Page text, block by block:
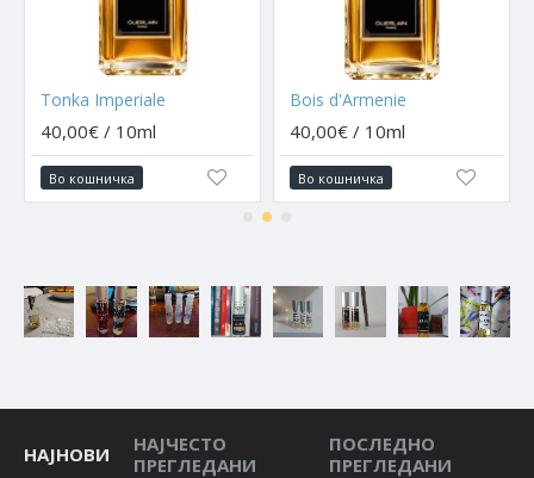
Tonka Imperiale
40,00€ / 10ml
Во кошничка
Bois d'Armenie
40,00€ / 10ml
Во кошничка
НАЈНОВИ
НАЈЧЕСТО
ПРЕГЛЕДАНИ
ПОСЛЕДНО
ПРЕГЛЕДАНИ